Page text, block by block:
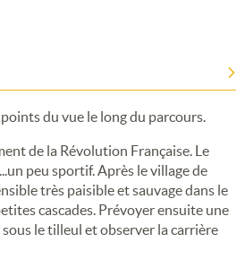
du vue le long du parcours.
de la Révolution Française. Le
peu sportif. Après le village de
très paisible et sauvage dans le
cascades. Prévoyer ensuite une
le tilleul et observer la carrière